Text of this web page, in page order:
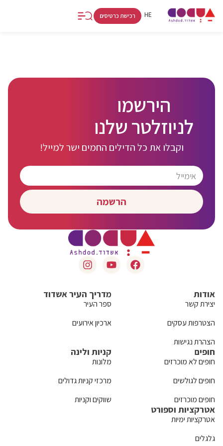
HE
RU
רכישת כרטיסים
הירשמו
לניוזלטר שלנו
וקבלו את כל הדילים החמים ישר למייל!
הרשמה
אודות
יצירת קשר
הצטרפות עסקים
הצהרת נגישות
מדריך העיר אשדוד
ספר העיר
ארכיון אירועים
חופים
חופים לא מוכרזים
חופים לגולשים
חופים מוכרזים
קניות ולינה
מלונות
מרכזי קניות גדולים
שווקים וקניות
אטרקציות וספורט
אטרקציות ימיות
גלגלים